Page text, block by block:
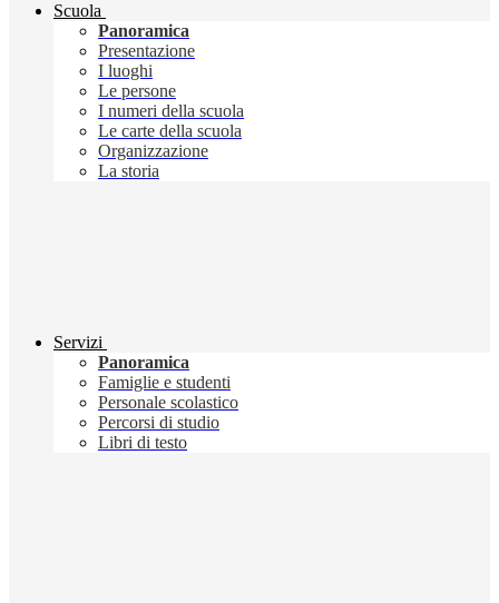
Scuola
Panoramica
Presentazione
I luoghi
Le persone
I numeri della scuola
Le carte della scuola
Organizzazione
La storia
Servizi
Panoramica
Famiglie e studenti
Personale scolastico
Percorsi di studio
Libri di testo